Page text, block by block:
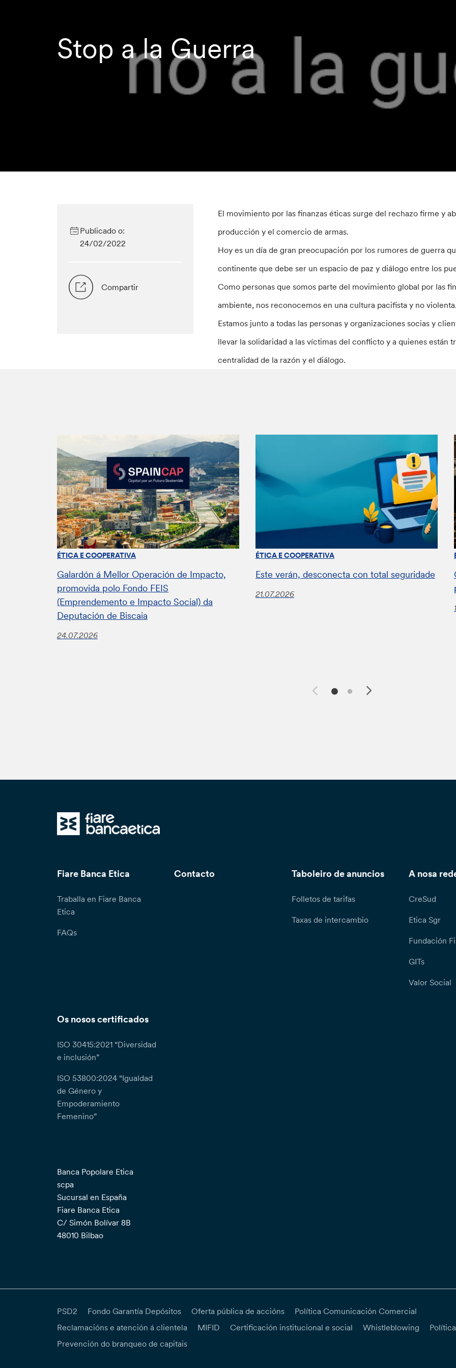
Stop a la Guerra
Publicado o:
24/02/2022
Compartir
El movimiento por las finanzas éticas surge del rechazo firme y
producción y el comercio de armas.
Hoy es un día de gran preocupación por los rumores de guerra
continente que debe ser un espacio de paz y diálogo entre los
Como personas que somos parte del movimiento global por las
ambiente, nos reconocemos en una cultura pacifista y no violenta.
Estamos junto a todas las personas y organizaciones socias y
llevar la solidaridad a las víctimas del conflicto y a quienes están
centralidad de la razón y el diálogo.
ÉTICA E COOPERATIVA
Galardón á Mellor Operación de Impacto,
promovida polo Fondo FEIS
(Emprendemento e Impacto Social) da
Deputación de Biscaia
24.07.2026
ÉTICA E COOPERATIVA
Este verán, desconecta con total seguridade
21.07.2026
Fiare Banca Etica
Traballa en Fiare Banca
Etica
FAQs
Contacto Taboleiro de anuncios
Folletos de tarifas
Taxas de intercambio
A nosa
CreSud
Etica Sgr
Fundación
GITs
Valor Social
Os nosos certificados
ISO 30415:2021 “Diversidad
e inclusión”
ISO 53800:2024 “Igualdad
de Género y
Empoderamiento
Femenino”
Banca Popolare Etica
scpa
Sucursal en España
Fiare Banca Etica
C/ Simón Bolívar 8B
48010 Bilbao
PSD2 Fondo Garantía Depósitos Oferta pública de accións
Política Comunicación Comercial
Reclamacións e atención á clientela
MIFID Certificación institucional e social Whistleblowing
Prevención do branqueo de capitais